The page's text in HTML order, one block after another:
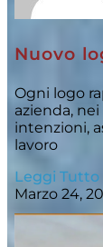
Nuovo
Ogni logo
azienda,
intenzioni,
lavoro
Leggi Tutto
Marzo 24,